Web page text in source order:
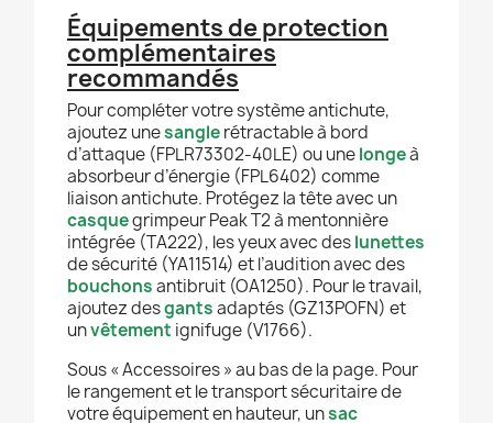
Équipements de protection
complémentaires
recommandés
Pour compléter votre système antichute,
ajoutez unesanglerétractable à bord
d’attaque (FPLR73302-40LE) ou unelongeà
absorbeur d’énergie (FPL6402) comme
liaison antichute. Protégez la tête avec un
casquegrimpeur Peak T2 à mentonnière
intégrée (TA222), les yeux avec deslunettes
de sécurité (YA11514) et l’audition avec des
bouchonsantibruit (OA1250). Pour le travail,
ajoutez desgantsadaptés (GZ13POFN) et
unvêtement ignifuge (V1766).
Sous « Accessoires » au bas de la page. Pour
le rangement et le transport sécuritaire de
votre équipement en hauteur, unsac